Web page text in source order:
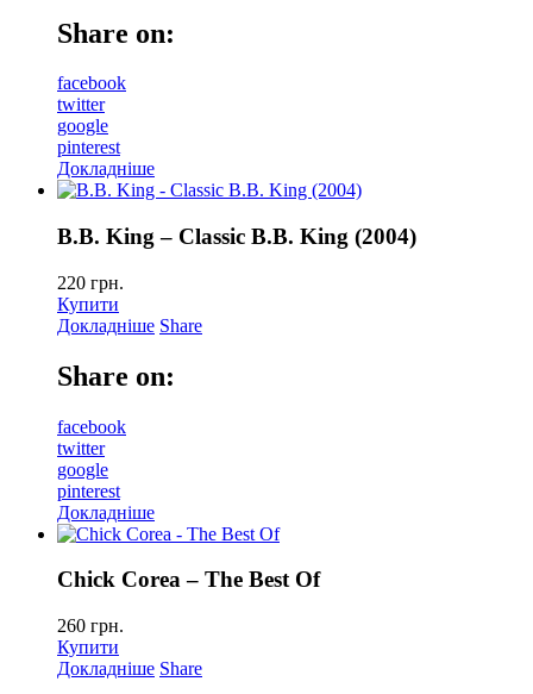
Share on:
facebook
twitter
google
pinterest
Докладніше
B.B. King – Classic B.B. King (2004)
220 грн.
Купити
Докладніше Share
Share on:
facebook
twitter
google
pinterest
Докладніше
Chick Corea – The Best Of
260 грн.
Купити
Докладніше Share